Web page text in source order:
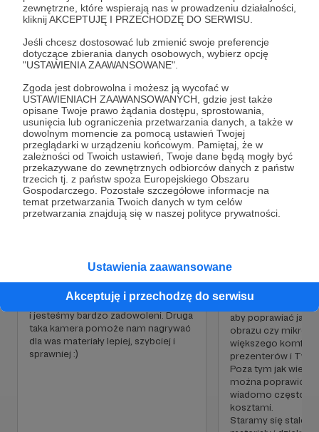
zewnętrzne, które wspierają nas w prowadzeniu działalności,
kliknij AKCEPTUJĘ I PRZECHODZĘ DO SERWISU.
Jeśli chcesz dostosować lub zmienić swoje preferencje
dotyczące zbierania danych osobowych, wybierz opcję
"USTAWIENIA ZAAWANSOWANE".
Zgoda jest dobrowolna i możesz ją wycofać w
USTAWIENIACH ZAAWANSOWANYCH, gdzie jest także
opisane Twoje prawo żądania dostępu, sprostowania,
usunięcia lub ograniczenia przetwarzania danych, a także w
dowolnym momencie za pomocą ustawień Twojej
przeglądarki w urządzeniu końcowym. Pamiętaj, że w
zależności od Twoich ustawień, Twoje dane będą mogły być
przekazywane do zewnętrznych odbiorców danych z państw
trzecich tj. z państw spoza Europejskiego Obszaru
Gospodarczego. Pozostałe szczegółowe informacje na
temat przetwarzania Twoich danych w tym celów
przetwarzania znajdują się w naszej polityce prywatności.
Ustawienia zaawansowane
Akceptuję i przechodzę do serwisu
TONYto prywatna szkoła muzyczna,
przestrzeń kreatywna, internetowa telewizje
muzyczna i wiele innych. Znajdziecie nas na
Facebooku,Instagramie,LinkedIn
Youtubei na naszejstronie internetowej
Przede wszystkim jednak tworzymy
niesamowicie zgraną, otwartą i różnorodną
społeczność. Z naszych rozgrzewek, filmów
TONY.TV oraz innych materiałów korzysta
ogromne grono ludzi z całego świata.
Rozwiń opis
Cele
Fajna kamerka, taka średnia
5 700 zł
4 116 zł
brakuje
27%
wizualnym jak i wartości edukacyjnej,
Black Magic Pocket 4K to kamera z
którą pracujemy od dłuższego czasu
i jesteśmy bardzo zadowoleni. Druga
taka kamera pomoże nam nagrywać
dla was materiały lepiej, szybciej i
sprawniej :)
Światełka,
duperelki
10 700 zł
korzystamy
pomocy takich jak,
poprawy
aby poprawiać
obrazu czy
większego
prezenterów i
Poza tym jak
można poprawić i
wiadomo często
kosztami.
Staramy się stale